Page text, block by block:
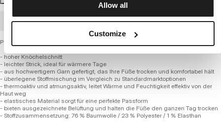
Allow all
Customize
GROSSHANDELSBESTELLUNG
Pitbull Socken – HOHER KNÖCHEL LOGO Light (3er-Pack)
- hoher Knöchelschnitt
- leichter Strick, ideal für wärmere Tage
- aus hochwertigem Garn gefertigt, das Ihre Füße trocken und komfortabel hält
- überlegene Stoffmischung im Vergleich zu Standardmarktoptionen
- thermoaktiv und atmungsaktiv, leitet Wärme und Feuchtigkeit effektiv von der
Haut weg
- elastisches Material sorgt für eine perfekte Passform
- bieten ausgezeichnete Belüftung und halten die Füße den ganzen Tag trocken
- Stoffzusammensetzung: 76 % Baumwolle / 23 % Polyester / 1 % Elasthan